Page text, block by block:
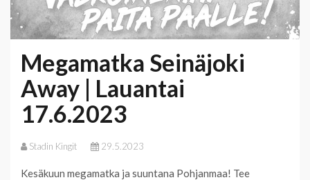
Megamatka Seinäjoki
Away | Lauantai
17.6.2023
Stadin Kingit 29.5.2023
Kesäkuun megamatka ja suuntana Pohjanmaa! Tee